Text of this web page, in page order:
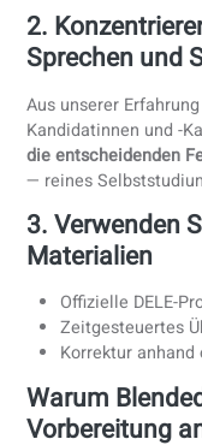
Beliebte Niveaus
empfehlen, sich
anzumelden und
rückwärts zu
Wie viel
folgenden
A2: ca. 140 €
B1: ca. 175 €
B2: ca. 205 €
C1: ca. 230 €
C2: ca. 245 €